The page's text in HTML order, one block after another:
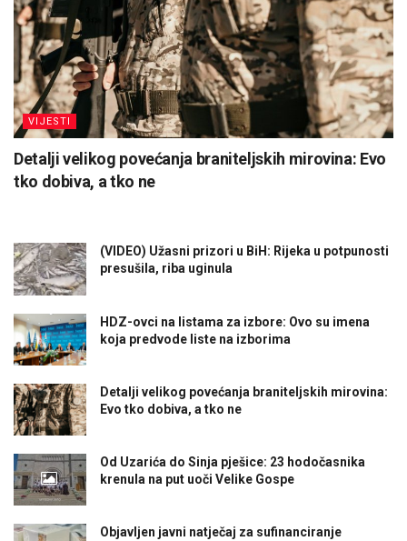
VIJESTI
Detalji velikog povećanja braniteljskih mirovina: Evo
tko dobiva, a tko ne
(VIDEO) Užasni prizori u BiH: Rijeka u potpunosti
presušila, riba uginula
HDZ-ovci na listama za izbore: Ovo su imena
koja predvode liste na izborima
Detalji velikog povećanja braniteljskih mirovina:
Evo tko dobiva, a tko ne
Od Uzarića do Sinja pješice: 23 hodočasnika
krenula na put uoči Velike Gospe
Objavljen javni natječaj za sufinanciranje